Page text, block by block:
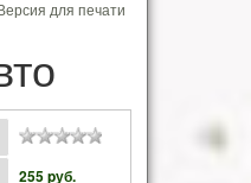
для печати
255 pуб.